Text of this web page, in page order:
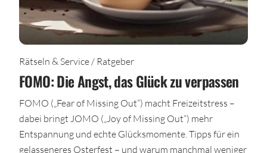
Rätseln & Service / Ratgeber
FOMO: Die Angst, das Glück zu verpassen
FOMO („Fear of Missing Out“) macht Freizeitstress –
dabei bringt JOMO („Joy of Missing Out“) mehr
Entspannung und echte Glücksmomente. Tipps für ein
gelasseneres Osterfest – und warum manchmal weniger